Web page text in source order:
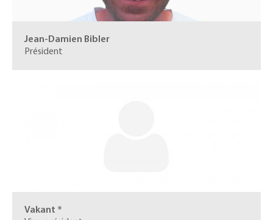
Jean-Damien Bibler
Président
Vakant *